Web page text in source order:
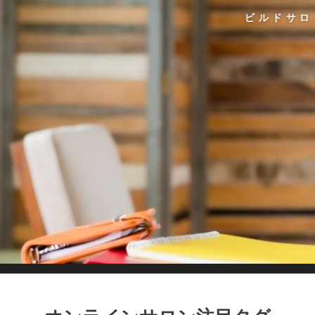
ロンプラットでは多くのサロンが定額制を導入し
利用者向け解説はコチラ